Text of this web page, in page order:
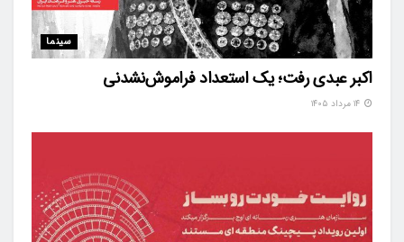
سینما
اکبر عبدی رفت؛ یک استعداد فراموش‌نشدنی